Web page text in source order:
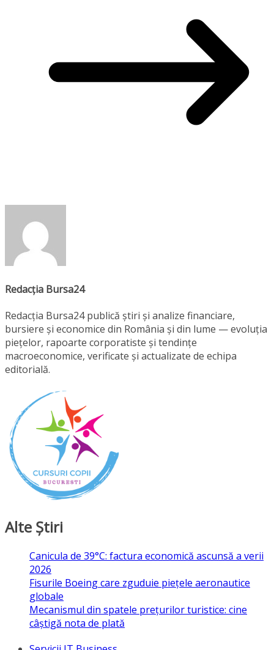
Redacția Bursa24
Redacția Bursa24 publică știri și analize financiare,
bursiere și economice din România și din lume — evoluția
piețelor, rapoarte corporatiste și tendințe
macroeconomice, verificate și actualizate de echipa
editorială.
Alte Ştiri
Canicula de 39°C: factura economică ascunsă a verii
2026
Fisurile Boeing care zguduie piețele aeronautice
globale
Mecanismul din spatele prețurilor turistice: cine
câștigă nota de plată